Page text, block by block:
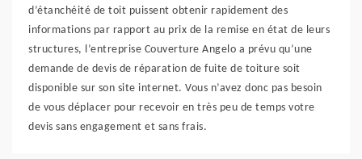
d’étanchéité de toit puissent obtenir rapidement des
informations par rapport au prix de la remise en état de leurs
structures, l’entreprise Couverture Angelo a prévu qu’une
demande de devis de réparation de fuite de toiture soit
disponible sur son site internet. Vous n’avez donc pas besoin
de vous déplacer pour recevoir en très peu de temps votre
devis sans engagement et sans frais.